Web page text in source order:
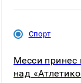
Спорт
Месси
над